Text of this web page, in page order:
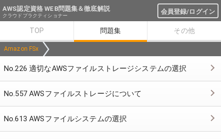
AWS認定資格 WEB問題集＆徹底解説 会員登録/ログイン
クラウドプラクティショナー
TOP 問題集 その他
Amazon FSx
No.226 適切なAWSファイルストレージシステムの選択
No.557 AWSファイルストレージについて
No.613 AWSファイルシステムの選択